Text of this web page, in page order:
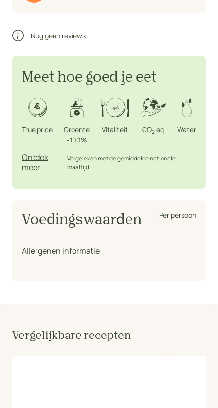
Nog geen reviews
Meet hoe goed je eet
True price
Groente
-100%
Vitaliteit CO2 eq Water
Ontdek
meer
Vergeleken met de gemiddelde nationale
maaltijd
Voedingswaarden Per persoon
Allergenen informatie
Vergelijkbare recepten